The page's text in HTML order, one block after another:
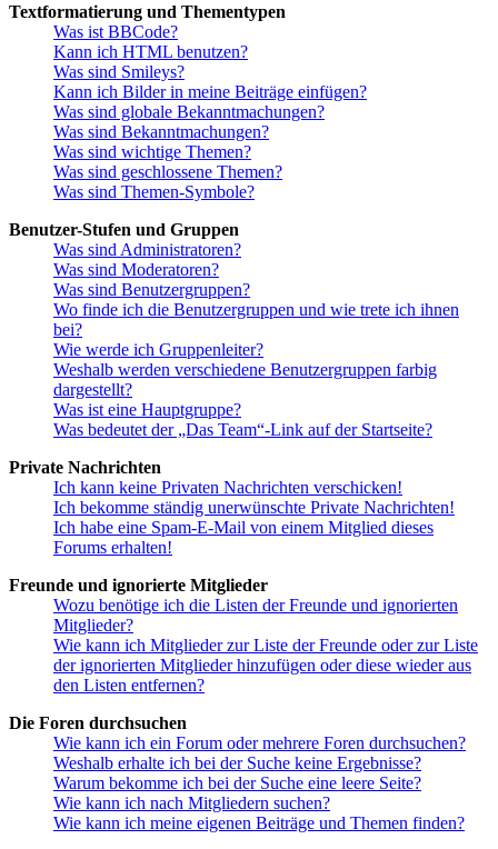
Textformatierung und Thementypen
Was ist BBCode?
Kann ich HTML benutzen?
Was sind Smileys?
Kann ich Bilder in meine Beiträge einfügen?
Was sind globale Bekanntmachungen?
Was sind Bekanntmachungen?
Was sind wichtige Themen?
Was sind geschlossene Themen?
Was sind Themen-Symbole?
Benutzer-Stufen und Gruppen
Was sind Administratoren?
Was sind Moderatoren?
Was sind Benutzergruppen?
Wo finde ich die Benutzergruppen und wie trete ich ihnen
bei?
Wie werde ich Gruppenleiter?
Weshalb werden verschiedene Benutzergruppen farbig
dargestellt?
Was ist eine Hauptgruppe?
Was bedeutet der „Das Team“-Link auf der Startseite?
Private Nachrichten
Ich kann keine Privaten Nachrichten verschicken!
Ich bekomme ständig unerwünschte Private Nachrichten!
Ich habe eine Spam-E-Mail von einem Mitglied dieses
Forums erhalten!
Freunde und ignorierte Mitglieder
Wozu benötige ich die Listen der Freunde und ignorierten
Mitglieder?
Wie kann ich Mitglieder zur Liste der Freunde oder zur Liste
der ignorierten Mitglieder hinzufügen oder diese wieder aus
den Listen entfernen?
Die Foren durchsuchen
Wie kann ich ein Forum oder mehrere Foren durchsuchen?
Weshalb erhalte ich bei der Suche keine Ergebnisse?
Warum bekomme ich bei der Suche eine leere Seite?
Wie kann ich nach Mitgliedern suchen?
Wie kann ich meine eigenen Beiträge und Themen finden?